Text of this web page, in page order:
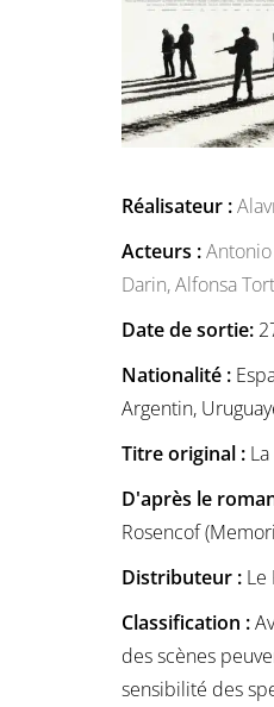
Réalisateur :
Acteurs :
Darin,Alfonsa Tort
Date de sortie:
Nationalité :
Argentin,
Titre original :
D'après le
Rosencof
Distributeur : Le
Classification :
des scènes
sensibilité des